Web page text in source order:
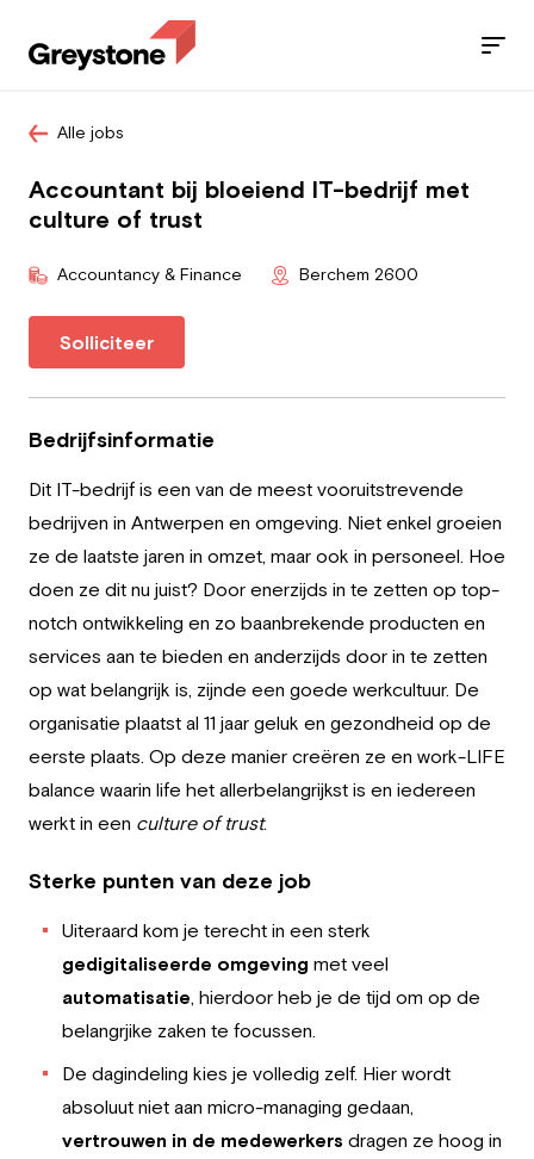
Werknemer
Werkgever
Over ons
Team
NL
Jobs
Diensten
Sectoren
Blog
Alle jobs
Accountant bij bloeiend IT-bedrijf met
culture of trust
Accountancy & Finance Berchem 2600
Solliciteer
Bedrijfsinformatie
Dit IT-bedrijf is een van de meest vooruitstrevende
bedrijven in Antwerpen en omgeving. Niet enkel groeien
ze de laatste jaren in omzet, maar ook in personeel. Hoe
doen ze dit nu juist? Door enerzijds in te zetten op top-
notch ontwikkeling en zo baanbrekende producten en
services aan te bieden en anderzijds door in te zetten
op wat belangrijk is, zijnde een goede werkcultuur. De
organisatie plaatst al 11 jaar geluk en gezondheid op de
eerste plaats. Op deze manier creëren ze en work-LIFE
balance waarin life het allerbelangrijkst is en iedereen
werkt in een culture of trust.
Sterke punten van deze job
Uiteraard kom je terecht in een sterk
gedigitaliseerde omgeving met veel
automatisatie, hierdoor heb je de tijd om op de
belangrjike zaken te focussen.
De dagindeling kies je volledig zelf. Hier wordt
absoluut niet aan micro-managing gedaan,
vertrouwen in de medewerkers dragen ze hoog in